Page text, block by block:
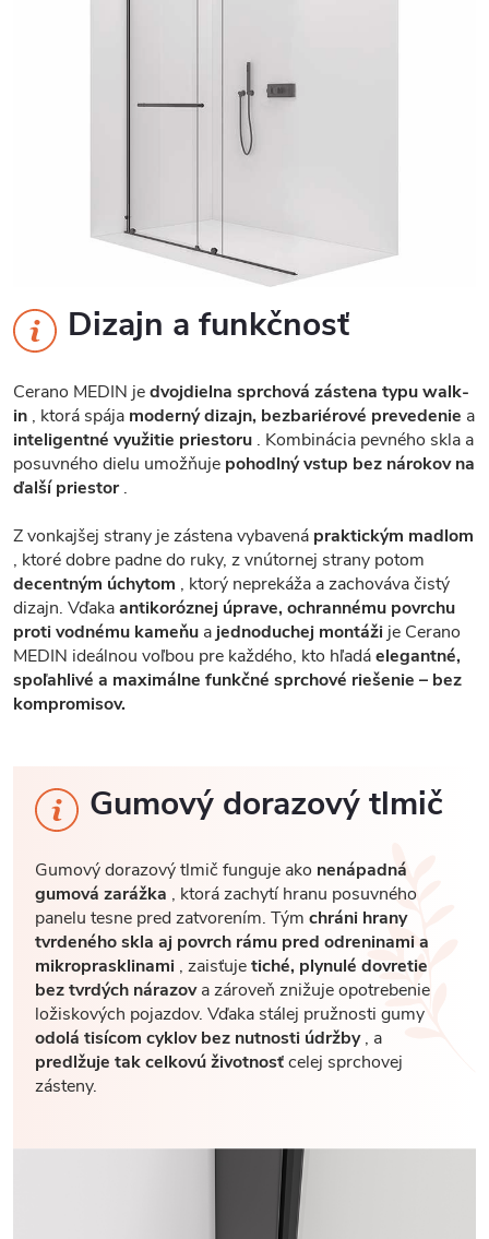
Dizajn a funkčnosť
Cerano MEDIN jedvojdielna sprchová zástena typu walk-
in , ktorá spája moderný dizajn, bezbariérové ​​prevedenie a
inteligentné využitie priestoru . Kombinácia pevného skla a
posuvného dielu umožňuje pohodlný vstup bez nárokov na
ďalší priestor .
Z vonkajšej strany je zástena vybavená praktickým madlom
, ktoré dobre padne do ruky, z vnútornej strany potom
decentným úchytom , ktorý neprekáža a zachováva čistý
dizajn. Vďakaantikoróznej úprave, ochrannému povrchu
proti vodnému kameňu a jednoduchej montáži je Cerano
MEDIN ideálnou voľbou pre každého, kto hľadáelegantné,
spoľahlivé a maximálne funkčné sprchové riešenie – bez
kompromisov.
Gumový dorazový tlmič
Gumový dorazový tlmič funguje ako nenápadná
gumová zarážka , ktorá zachytí hranu posuvného
panelu tesne pred zatvorením. Tým chráni hrany
tvrdeného skla aj povrch rámu pred odreninami a
mikroprasklinami , zaisťujetiché, plynulé dovretie
bez tvrdých nárazova zároveň znižuje opotrebenie
ložiskových pojazdov. Vďaka stálej pružnosti gumy
odolá tisícom cyklov bez nutnosti údržby, a
predlžuje tak celkovú životnosťcelej sprchovej
zásteny.